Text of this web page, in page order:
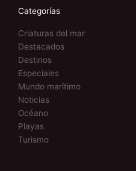
Categorías
Criaturas del mar
Destacados
Destinos
Especiales
Mundo marítimo
Noticias
Océano
Playas
Turismo